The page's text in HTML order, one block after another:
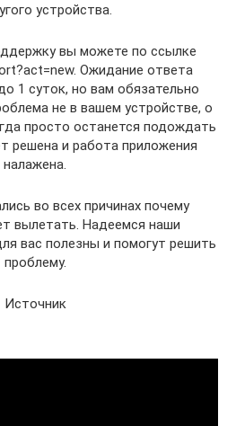
устройства.
вы можете по ссылке
Ожидание ответа
1 суток, но вам обязательно
не в вашем устройстве, о
просто останется подождать
решена и работа приложения
налажена.
во всех причинах почему
вылетать. Надеемся наши
вас полезны и помогут решить
проблему.
Источник